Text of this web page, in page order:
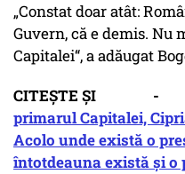
„Constat doar atât:
Guvern, că e demis. Nu
Capitalei“, a adăugat
CITEȘTE ȘI
primarul Capitalei,
Acolo unde există o
întotdeauna există și o